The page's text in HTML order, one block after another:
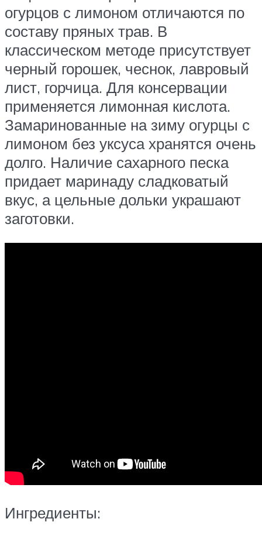
огурцов с лимоном отличаются по
составу пряных трав. В
классическом методе присутствует
черный горошек, чеснок, лавровый
лист, горчица. Для консервации
применяется лимонная кислота.
Замаринованные на зиму огурцы с
лимоном без уксуса хранятся очень
долго. Наличие сахарного песка
придает маринаду сладковатый
вкус, а цельные дольки украшают
заготовки.
Ингредиенты: